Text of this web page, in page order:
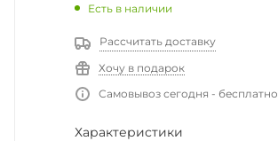
Есть в наличии
Рассчитать доставку
Хочу в подарок
Самовывоз сегодня - бесплатно
Характеристики